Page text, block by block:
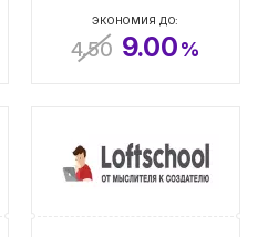
ЭКОНОМИЯ ДО:
4.50 9.00%